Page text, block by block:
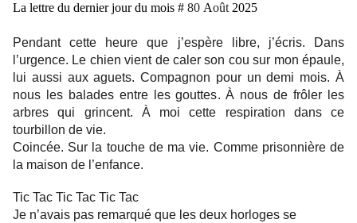
La lettre du dernier jour du mois # 80 Août 2025
Pendant cette heure que j’espère libre, j’écris. Dans
l’urgence. Le chien vient de caler son cou sur mon épaule,
lui aussi aux aguets. Compagnon pour un demi mois. À
nous les balades entre les gouttes. À nous de frôler les
arbres qui grincent. À moi cette respiration dans ce
tourbillon de vie.
Coincée. Sur la touche de ma vie. Comme prisonnière de
la maison de l’enfance.
Tic Tac Tic Tac Tic Tac
Je n’avais pas remarqué que les deux horloges se